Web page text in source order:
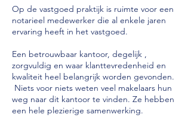
Op de vastgoed praktijk is ruimte voor een
notarieel medewerker die al enkele jaren
ervaring heeft in het vastgoed.
Een betrouwbaar kantoor, degelijk ,
zorgvuldig en waar klanttevredenheid en
kwaliteit heel belangrijk worden gevonden.
Niets voor niets weten veel makelaars hun
weg naar dit kantoor te vinden. Ze hebben
een hele plezierige samenwerking.